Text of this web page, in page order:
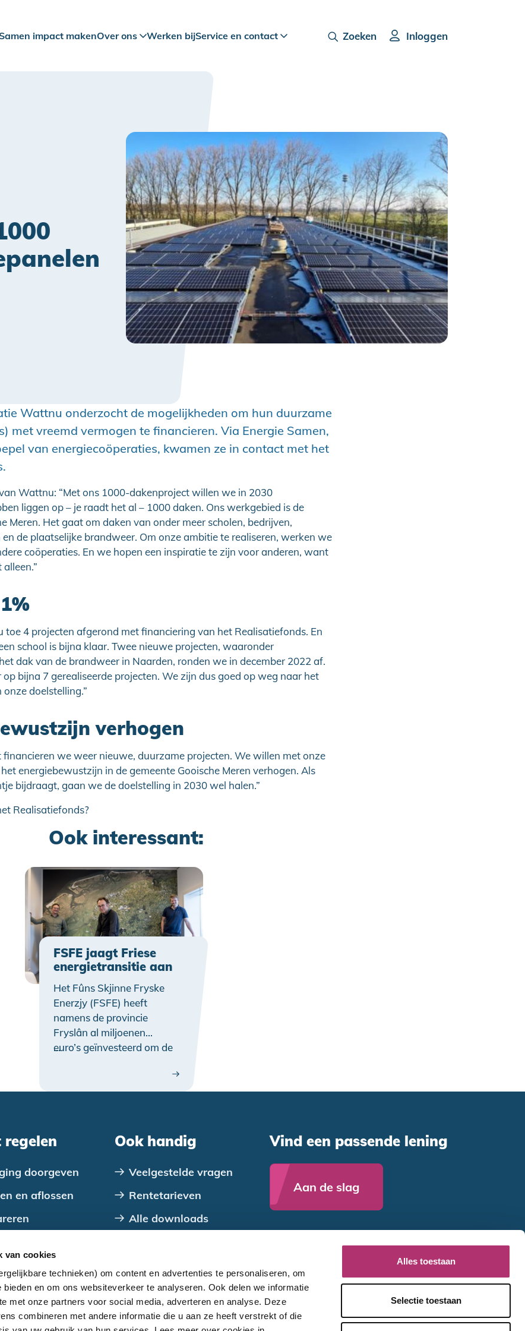
van cookies
technieken) om content en advertenties te personaliseren, om
en om ons websiteverkeer te analyseren. Ook delen we informatie
met onze partners voor social media, adverteren en analyse. Deze
combineren met andere informatie die u aan ze heeft verstrekt of die
Alles toestaan
Selectie toestaan
impact makenOver ons Werken bijService en contact Zoeken Inloggen
Wattnu onderzocht de mogelijkheden om hun duurzame
met vreemd vermogen te financieren. Via Energie Samen,
van energiecoöperaties, kwamen ze in contact met het
Wattnu: “Met ons 1000-dakenproject willen we in 2030
liggen op – je raadt het al – 1000 daken. Ons werkgebied is de
Meren. Het gaat om daken van onder meer scholen, bedrijven,
de plaatselijke brandweer. Om onze ambitie te realiseren, werken we
coöperaties. En we hopen een inspiratie te zijn voor anderen, want
toe 4 projecten afgerond met financiering van het Realisatiefonds. En
school is bijna klaar. Twee nieuwe projecten, waaronder
dak van de brandweer in Naarden, ronden we in december 2022 af.
bijna 7 gerealiseerde projecten. We zijn dus goed op weg naar het
doelstelling.”
verhogen
financieren we weer nieuwe, duurzame projecten. We willen met onze
energiebewustzijn in de gemeente Gooische Meren verhogen. Als
bijdraagt, gaan we de doelstelling in 2030 wel halen.”
Realisatiefonds?
Ook interessant:
FSFE jaagt Friese
energietransitie aan
Het Fûns Skjinne Fryske
Enerzjy (FSFE) heeft
namens de provincie
Fryslân al miljoenen
euro’s geïnvesteerd om de
meer aan, vertellen
directeuren Michel
Berg in de Leeuwarder
Courant.
…
regelen
doorgeven
en aflossen
Ook handig
Veelgestelde vragen
Rentetarieven
Alle downloads
Aanmelden nieuwsbrief
Vind een passende lening
Aan de slag